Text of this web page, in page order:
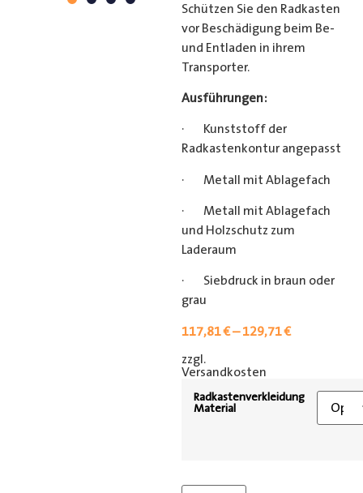
Schützen Sie den Radkasten
vor Beschädigung beim Be-
und Entladen in ihrem
Transporter.
Ausführungen:
· Kunststoff der
Radkastenkontur angepasst
· Metall mit Ablagefach
· Metall mit Ablagefach
und Holzschutz zum
Laderaum
· Siebdruck in braun oder
grau
117,81€–129,71€
zzgl.
Versandkosten
Radkastenverkleidung
Material